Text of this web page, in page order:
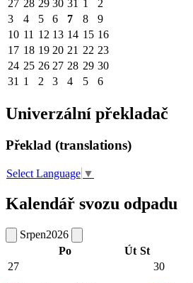
27 28 29 30 31 1
2
3
4 5 6 7 8
9
10 11 12 13 14 15 16
17 18 19 20 21 22 23
24 25 26 27 28 29 30
31 1 2 3 4 5 6
Univerzální překladač
Překlad (translations)
Select Language ▼
Kalendář svozu odpadu
Srpen2026
Po
Út St
27
30